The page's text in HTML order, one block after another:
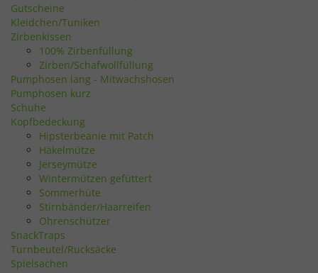
Gutscheine
Kleidchen/Tuniken
Zirbenkissen
100% Zirbenfüllung
Zirben/Schafwollfüllung
Pumphosen lang - Mitwachshosen
Pumphosen kurz
Schuhe
Kopfbedeckung
Hipsterbeanie mit Patch
Häkelmütze
Jerseymütze
Wintermützen gefüttert
Sommerhüte
Stirnbänder/Haarreifen
Ohrenschützer
SnackTraps
Turnbeutel/Rucksäcke
Spielsachen